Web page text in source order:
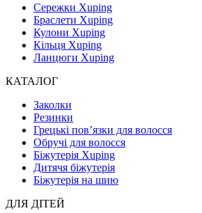
Сережки Xuping
Браслети Xuping
Кулони Xuping
Кільця Xuping
Ланцюги Xuping
КАТАЛОГ
Заколки
Резинки
Грецькі пов’язки для волосся
Обручі для волосся
Біжутерія Xuping
Дитячя біжутерія
Біжутерія на шию
ДЛЯ ДІТЕЙ